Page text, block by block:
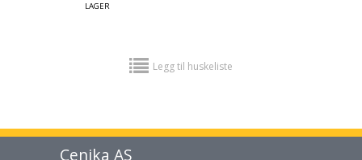
LAGER
Legg til huskeliste
Cenika AS